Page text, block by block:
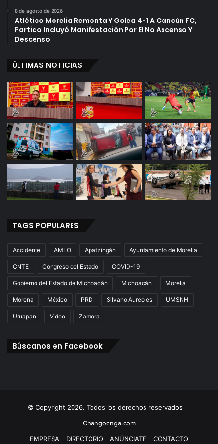
8 de agosto de 2026
Atlético Morelia Remonta Y Golea 4-1 A Cancún FC,
Partido Incluyó Manifestación Por El No Ascenso Y
Descenso
ÚLTIMAS NOTICIAS
TAGS POPULARES
Accidente AMLO Apatzingán Ayuntamiento de Morelia
CNTE Congreso del Estado COVID-19
Gobierno del Estado de Michoacán Michoacán Morelia
Morena México PRD Silvano Aureoles UMSNH
Uruapan Video Zamora
Búscanos en Facebook
© Copyright 2026. Todos los derechos reservados
Changoonga.com
EMPRESA
DIRECTORIO ANÚNCIATE CONTACTO